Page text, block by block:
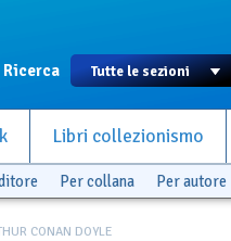
Ricerca
Libri collezionismo
Per collana Per autore
CONAN DOYLE